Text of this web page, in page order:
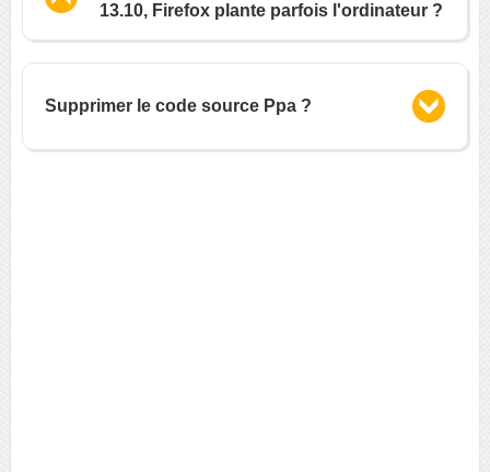
13.10, Firefox plante parfois l'ordinateur ?
Supprimer le code source Ppa ?